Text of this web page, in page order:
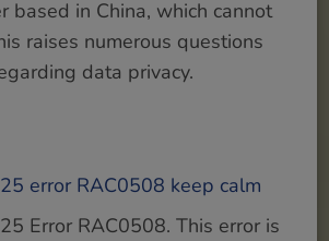
based in China, which cannot
raises numerous questions
data privacy.
error RAC0508 keep calm
Error RAC0508. This error is